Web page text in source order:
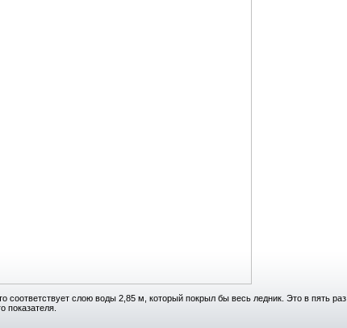
слою воды 2,85 м, который покрыл бы весь ледник. Это в пять раз
показателя.